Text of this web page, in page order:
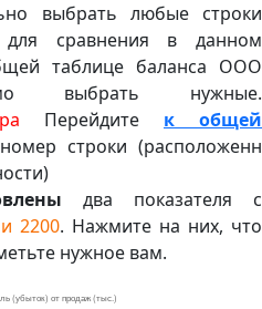
выбрать любые строки
для сравнения в данном
таблице баланса ООО
выбрать нужные.
Перейдите к общей
строки (расположенн
два показателя с
2200. Нажмите на них, что
нужное вам.